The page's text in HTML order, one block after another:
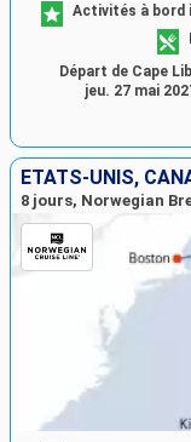
Activités à bord
Départ de Cape
jeu. 27 mai
ÉTATS-UNIS,
8 jours, Norwegian